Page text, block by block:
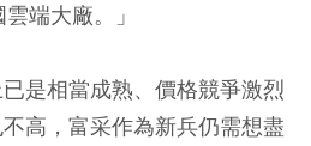
端大廠。」
是相當成熟、價格競爭激烈
高，富采作為新兵仍需想盡